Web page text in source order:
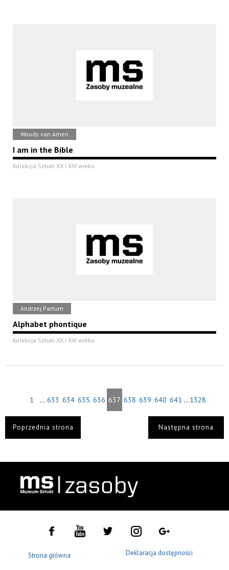
Woody van Amen
I am in the Bible
Kolekcja Sztuki XX i XXI wieku
Andrzej Partum
Alphabet phontique
Kolekcja Sztuki XX i XXI wieku
1 ... 633 634 635 636 637 638 639 640 641 ...1328
Poprzednia strona Następna strona
Strona główna Deklaracja dostępności